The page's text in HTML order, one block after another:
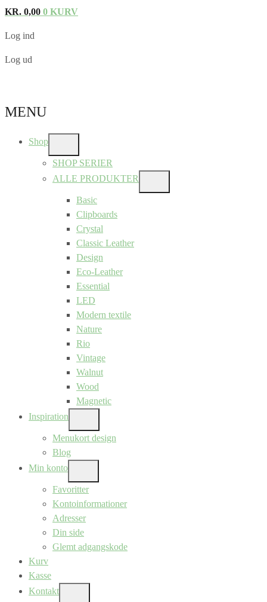
KR. 0,00 0 KURV
Log ind
Log ud
MENU
Shop
SUB
MENU
SHOP SERIER
ALLE PRODUKTER
SUB
Basic
Clipboards
Crystal
Classic Leather
Design
Eco-Leather
Essential
LED
Modern textile
Nature
Rio
Vintage
Walnut
Wood
Magnetic
Inspiration
SUB
MENU
Menukort design
Blog
Min konto
SUB
MENU
Favoritter
Kontoinformationer
Adresser
Din side
Glemt adgangskode
Kurv
Kasse
Kontakt